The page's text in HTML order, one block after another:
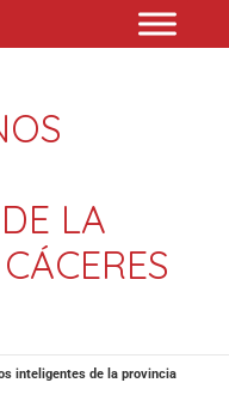
LA
inteligentes de la provincia